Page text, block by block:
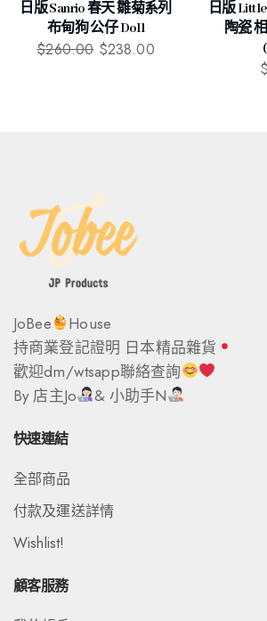
日版 Sanrio 春天 雛菊系列
布甸狗 公仔 Doll
$260.00 $238.00
日版
陶瓷
$
JoBee
House
持商業登記證明 日本精品雜貨
歡迎dm/wtsapp聯絡查詢
By 店主Jo
& 小助手N
快速連結
全部商品
付款及運送詳情
Wishlist!
顧客服務